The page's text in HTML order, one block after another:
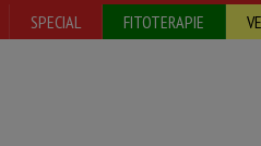
SPECIAL FITOTERAPIE